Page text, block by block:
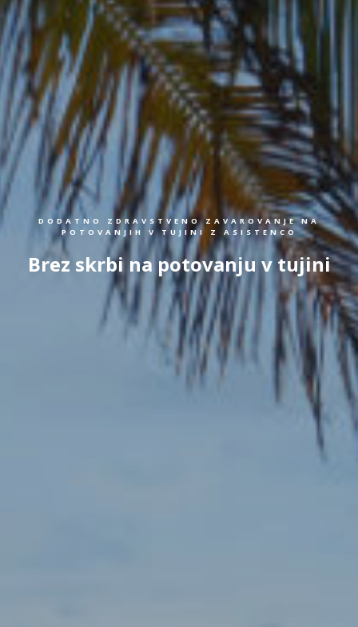
DODATNO ZDRAVSTVENO ZAVAROVANJE NA
POTOVANJIH V TUJINI Z ASISTENCO
Brez skrbi na potovanju v tujini